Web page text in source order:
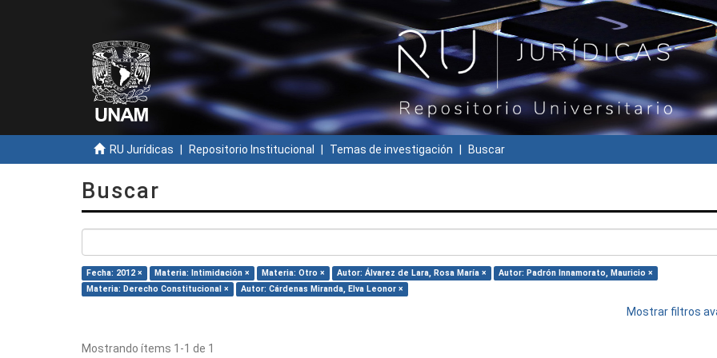
RU Jurídicas Repositorio Institucional Temas de investigación Buscar
Buscar
Fecha: 2012 × Materia: Intimidación × Materia: Otro × Autor: Álvarez de Lara, Rosa María ×
Autor: Padrón Innamorato, Mauricio ×
Materia: Derecho Constitucional ×
Autor: Cárdenas Miranda, Elva Leonor ×
Mostrar filtros
Mostrando ítems 1-1 de 1